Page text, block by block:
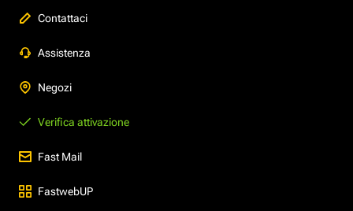
Contattaci
Assistenza
Negozi
Verifica attivazione
Fast Mail
FastwebUP